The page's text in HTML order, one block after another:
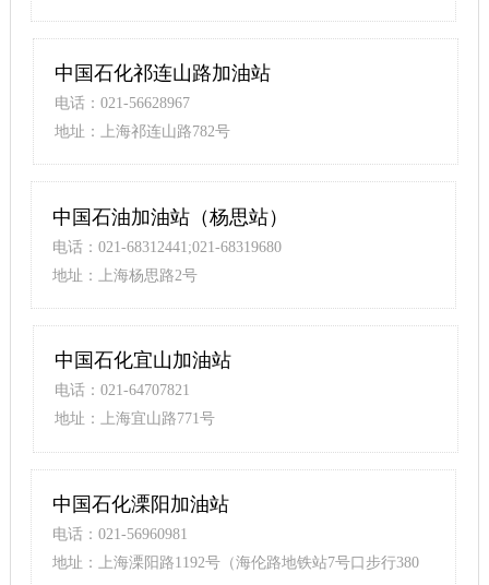
中国石化祁连山路加油站
电话：021-56628967
地址：上海祁连山路782号
中国石油加油站（杨思站）
电话：021-68312441;021-68319680
地址：上海杨思路2号
中国石化宜山加油站
电话：021-64707821
地址：上海宜山路771号
中国石化溧阳加油站
电话：021-56960981
地址：上海溧阳路1192号（海伦路地铁站7号口步行380